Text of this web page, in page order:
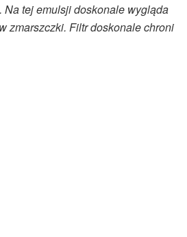
tej emulsji doskonale wygląda
zmarszczki. Filtr doskonale chroni